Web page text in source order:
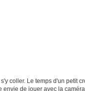
coller. Le temps d'un petit
envie de jouer avec la